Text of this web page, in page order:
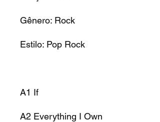
Gênero: Rock
Estilo: Pop Rock
A1 If
A2 Everything I Own